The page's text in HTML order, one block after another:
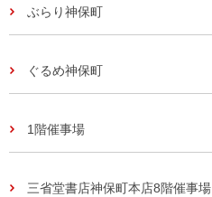
ぶらり神保町
ぐるめ神保町
1階催事場
三省堂書店神保町本店8階催事場